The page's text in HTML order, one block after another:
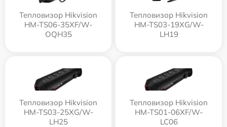
Тепловизор Hikvision
HM-TS06-35XF/W-
OQH35
Тепловизор Hikvision
HM-TS03-19XG/W-
LH19
Тепловизор Hikvision
HM-TS03-25XG/W-
LH25
Тепловизор Hikvision
HM-TS01-06XF/W-
LC06